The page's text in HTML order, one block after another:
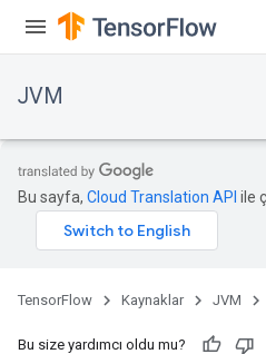
JVM
Bu sayfa, Cloud Translation API ile
TensorFlow Kaynaklar JVM
Bu size yardımcı oldu mu?